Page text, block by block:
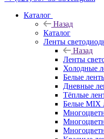
Каталог
Назад
Каталог
Ленты
Назад
Ленты
Холодные
Белые
Дневные
Тёплые
Белые MIX